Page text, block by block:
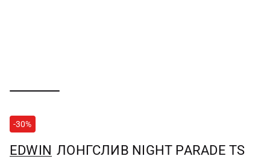
-30%
EDWIN ЛОНГСЛИВ NIGHT PARADE TS